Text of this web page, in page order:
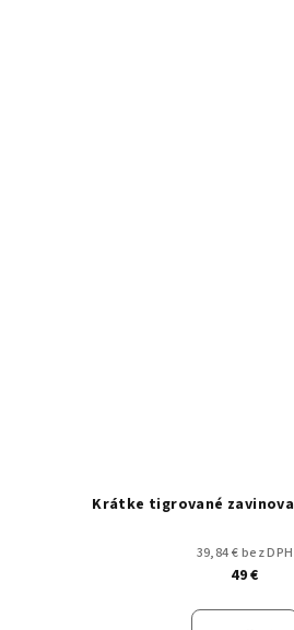
Krátke tigrované
39,84 € bez DPH
49 €